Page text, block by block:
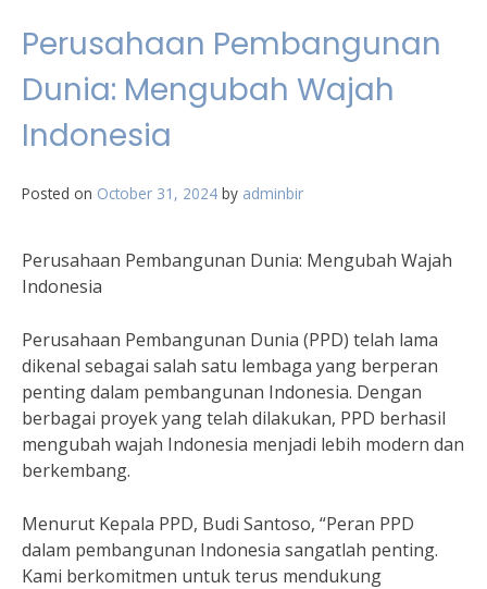
Perusahaan Pembangunan
Dunia: Mengubah Wajah
Indonesia
Posted on October 31, 2024 by adminbir
Perusahaan Pembangunan Dunia: Mengubah Wajah
Indonesia
Perusahaan Pembangunan Dunia (PPD) telah lama
dikenal sebagai salah satu lembaga yang berperan
penting dalam pembangunan Indonesia. Dengan
berbagai proyek yang telah dilakukan, PPD berhasil
mengubah wajah Indonesia menjadi lebih modern dan
berkembang.
Menurut Kepala PPD, Budi Santoso, “Peran PPD
dalam pembangunan Indonesia sangatlah penting.
Kami berkomitmen untuk terus mendukung